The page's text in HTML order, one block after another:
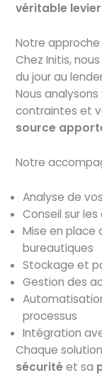
véritable
Notre
Chez Initis,
du jour au
Nous
contraintes et
source
Notre
Analyse de
Conseil sur
Mise en place
bureautiques
Stockage et
Gestion des
processus
Intégration
Chaque
sécuritéet sa